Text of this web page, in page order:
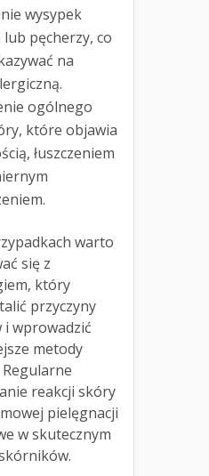
wysypek
pęcherzy, co
na
ogólnego
które objawia
łuszczeniem
warto
się z
który
przyczyny
wprowadzić
metody
reakcji skóry
pielęgnacji
w skutecznym